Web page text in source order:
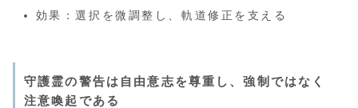
効果：選択を微調整し、軌道修正を支える
守護霊の警告は自由意志を尊重し、強制ではなく
注意喚起である